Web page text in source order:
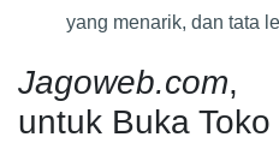
yang menarik, dan tata
Jagoweb.com,
untuk Buka